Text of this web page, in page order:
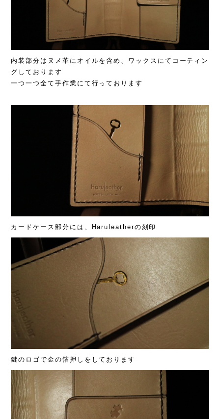
内装部分はヌメ革にオイルを含め、ワックスにてコーティン
グしております
一つ一つ全て手作業にて行っております
カードケース部分には、Haruleatherの刻印
鍵のロゴで金の箔押しをしております